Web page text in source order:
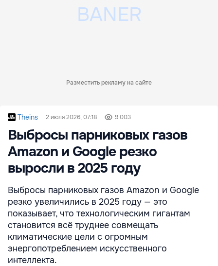
Разместить рекламу на сайте
Theins 2 июля 2026, 07:18 9 003
Выбросы парниковых газов
Amazon и Google резко
выросли в 2025 году
Выбросы парниковых газов Amazon и Google
резко увеличились в 2025 году — это
показывает, что технологическим гигантам
становится всё труднее совмещать
климатические цели с огромным
энергопотреблением искусственного
интеллекта.